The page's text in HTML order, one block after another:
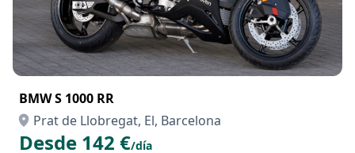
BMW S 1000 RR
Prat de Llobregat, El, Barcelona
Desde 142 €/día